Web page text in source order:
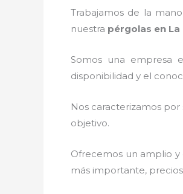
Trabajamos de la
nuestra pérgolas en
Somos una empresa
disponibilidad y el
Nos caracterizamos
objetivo.
Ofrecemos un amplio y
más importante,